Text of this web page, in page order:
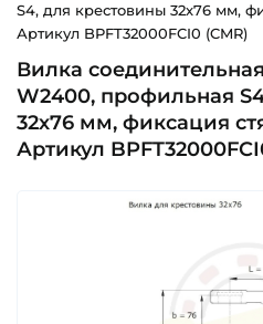
S4, для крестовины 32х76 мм,
Артикул BPFT32000FCI0 (CMR)
Вилка
W2400, профильная
32х76 мм, фиксация
Артикул